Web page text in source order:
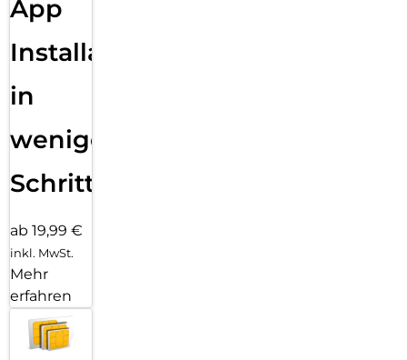
App
Installation
in
wenigen
Schritten
ab 19,99 €
inkl. MwSt.
Mehr
erfahren